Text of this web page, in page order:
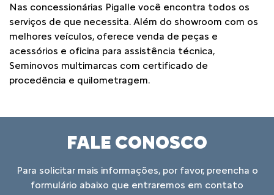
Nas concessionárias Pigalle você encontra todos os
serviços de que necessita. Além do showroom com os
melhores veículos, oferece venda de peças e
acessórios e oficina para assistência técnica,
Seminovos multimarcas com certificado de
procedência e quilometragem.
FALE CONOSCO
Para solicitar mais informações, por favor, preencha o
formulário abaixo que entraremos em contato